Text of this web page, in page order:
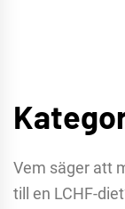
Vem säger att
till en LCHF-